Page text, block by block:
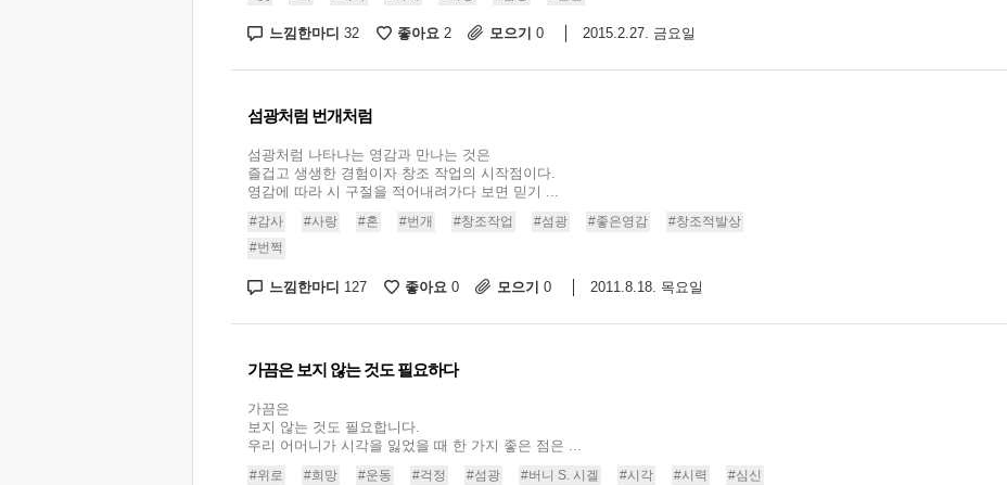
느낌한마디 32 좋아요 2 모으기 0 2015.2.27. 금요일
섬광처럼 번개처럼
섬광처럼 나타나는 영감과 만나는 것은
즐겁고 생생한 경험이자 창조 작업의 시작점이다.
영감에 따라 시 구절을 적어내려가다 보면 믿기 ...
#감사 #사랑 #혼 #번개 #창조작업 #섬광 #좋은영감
#창조적발상
#번쩍
느낌한마디 127 좋아요 0 모으기 0 2011.8.18. 목요일
가끔은 보지 않는 것도 필요하다
가끔은
보지 않는 것도 필요합니다.
우리 어머니가 시각을 잃었을 때 한 가지 좋은 점은 ...
#위로 #희망 #운동 #걱정 #섬광 #버니 S. 시겔 #시각 #시력 #심신